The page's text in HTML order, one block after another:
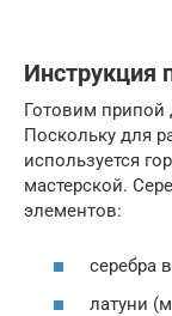
Инструкция
Готовим припой
Поскольку для
используется
мастерской.
элементов:
серебра
латуни